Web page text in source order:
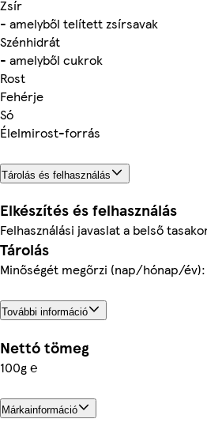
Zsír
- amelyből telített zsírsavak
Szénhidrát
- amelyből cukrok
Rost
Fehérje
Só
Élelmirost-forrás
Tárolás és felhasználás
Elkészítés és felhasználás
Felhasználási javaslat a belső
Tárolás
Minőségét megőrzi (nap/hónap/
További információ
Nettó tömeg
100g ℮
Márkainformáció